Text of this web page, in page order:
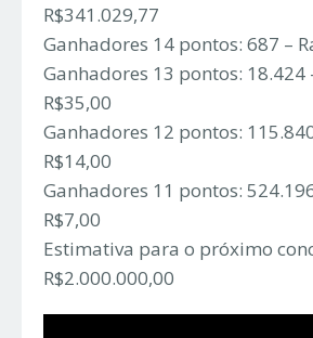
R$341.029,77
Ganhadores 14 pontos: 687 –
Ganhadores 13 pontos: 18.424
R$35,00
Ganhadores 12 pontos:
R$14,00
Ganhadores 11 pontos:
R$7,00
Estimativa para o próximo
R$2.000.000,00